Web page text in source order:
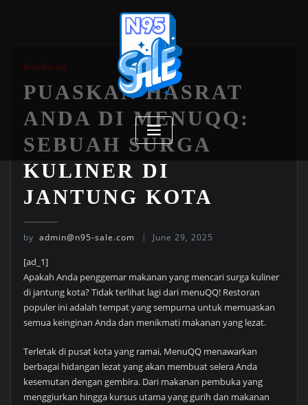
Bandarqq
PUASKAN HASRAT
ANDA DI MENUQQ:
SEBUAH SURGA
KULINER DI
JANTUNG KOTA
by admin@n95-sale.com June 29, 2025
[ad_1]
Apakah Anda penggemar makanan yang mencari surga kuliner
di jantung kota? Tidak terlihat lagi dari menuQQ! Restoran
populer ini adalah tempat yang sempurna untuk memuaskan
semua keinginan Anda dan menikmati makanan yang lezat.
Terletak di pusat kota yang ramai, MenuQQ menawarkan
berbagai hidangan lezat yang akan membuat selera Anda
kesemutan dengan gembira. Dari makanan pembuka yang
menggiurkan hingga kursus utama yang gurih dan makanan